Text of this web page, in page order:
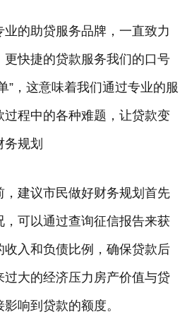
的助贷服务品牌，一直致力
快捷的贷款服务我们的口号
”，这意味着我们通过专业的服
程中的各种难题，让贷款变
规划
建议市民做好财务规划首先
可以通过查询征信报告来获
入和负债比例，确保贷款后
过大的经济压力房产价值与贷
响到贷款的额度。